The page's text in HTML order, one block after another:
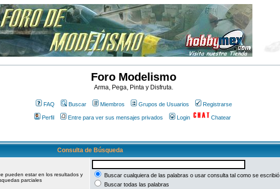
Foro Modelismo
Arma, Pega, Pinta y Disfruta.
FAQ Buscar Miembros Grupos de Usuarios Registrarse
Perfil Entre para ver sus mensajes privados Login Chatear
Consulta de Búsqueda
pueden estar en los resultados y
parciales
Buscar cualquiera de las palabras o usar consulta tal como se escribió
Buscar todas las palabras